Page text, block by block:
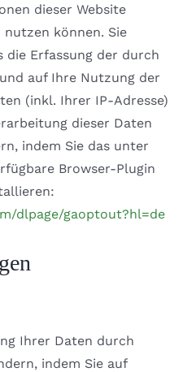
dieser Website
können. Sie
die Erfassung der durch
auf Ihre Nutzung der
(inkl. Ihrer IP-Adresse)
dieser Daten
indem Sie das unter
Browser-Plugin
dlpage/gaoptout?hl=de
Ihrer Daten durch
indem Sie auf